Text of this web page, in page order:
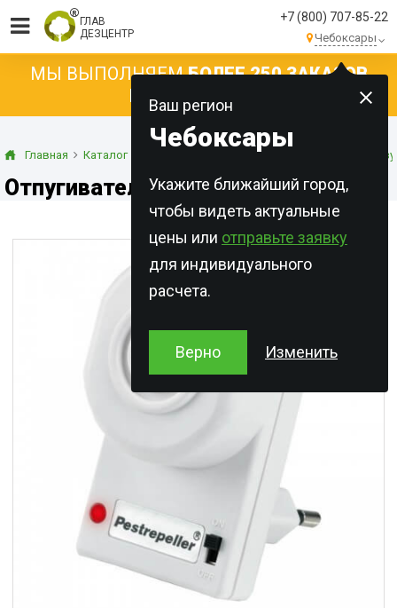
ГЛАВ
ДЕЗЦЕНТР
+7 (800) 707-85-22
Чебоксары
Ваш регион
Чебоксары
Укажите ближайший город,
чтобы видеть актуальные
цены или отправьте заявку
для индивидуального
расчета.
Верно Изменить
МЫ ВЫПОЛНЯЕМБОЛЕЕ 250 ЗАКАЗОВ
КАЖДЫЙ ДЕНЬ!
Главная Каталог Cредства для отпугивания насекомых и
Отпугиватель LS-919